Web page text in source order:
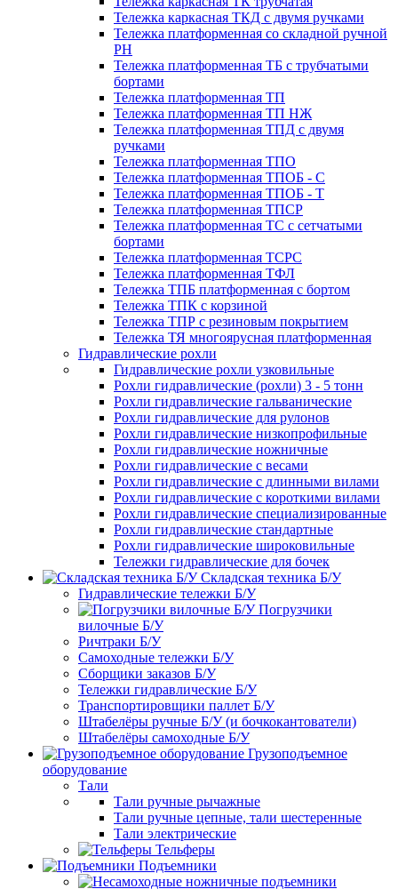
Тележка каркасная ТКД с двумя ручками
Тележка платформенная со складной ручной
PH
Тележка платформенная ТБ с трубчатыми
бортами
Тележка платформенная ТП
Тележка платформенная ТП НЖ
Тележка платформенная ТПД с двумя
ручками
Тележка платформенная ТПО
Тележка платформенная ТПОБ - С
Тележка платформенная ТПОБ - Т
Тележка платформенная ТПСР
Тележка платформенная ТС с сетчатыми
бортами
Тележка платформенная ТСРС
Тележка платформенная ТФЛ
Тележка ТПБ платформенная с бортом
Тележка ТПК с корзиной
Тележка ТПР с резиновым покрытием
Тележка ТЯ многоярусная платформенная
Гидравлические рохли
Гидравлические рохли узковильные
Рохли гидравлические (рохли) 3 - 5 тонн
Рохли гидравлические гальванические
Рохли гидравлические для рулонов
Рохли гидравлические низкопрофильные
Рохли гидравлические ножничные
Рохли гидравлические с весами
Рохли гидравлические с длинными вилами
Рохли гидравлические с короткими вилами
Рохли гидравлические специализированные
Рохли гидравлические стандартные
Рохли гидравлические широковильные
Тележки гидравлические для бочек
Складская техника Б/У
Гидравлические тележки Б/У
Погрузчики
вилочные Б/У
Ричтраки Б/У
Самоходные тележки Б/У
Сборщики заказов Б/У
Тележки гидравлические Б/У
Транспортировщики паллет Б/У
Штабелёры ручные Б/У (и бочкокантователи)
Штабелёры самоходные Б/У
Грузоподъемное
оборудование
Тали
Тали ручные рычажные
Тали ручные цепные, тали шестеренные
Тали электрические
Тельферы
Подъемники